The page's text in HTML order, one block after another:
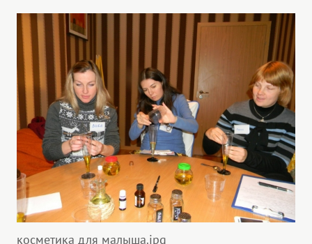
косметика для малыша.jpg